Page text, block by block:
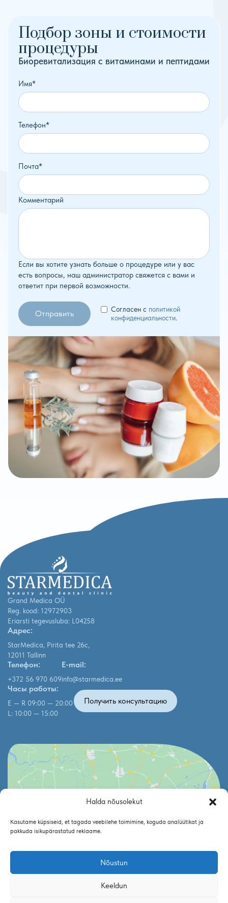
Halda nõusolekut
Kasutame küpsiseid, et tagada veebilehe toimimine, koguda analüütikat ja
pakkuda isikupärastatud reklaame.
Nõustun
Keeldun
Подбор зоны и стоимости
процедуры
Биоревитализация с витаминами и пептидами
Имя*
Телефон*
Почта*
Комментарий
Если вы хотите узнать больше о процедуре или у вас
есть вопросы, наш администратор свяжется с вами и
ответит при первой возможности.
Согласен с политикой
конфиденциальности.
Grand Medica OÜ
Reg. kood: 12972903
Eriarsti tegevusluba: L04258
Адрес:
StarMedica, Pirita tee 26c,
12011 Tallinn
Телефон:
+372 56 970 609
E-mail:
info@starmedica.ee
Часы работы:
E — R 09:00 — 20:00
L: 10:00 — 15:00
Получить консультацию
this content